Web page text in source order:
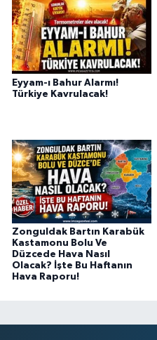
Eyyam-ı Bahur Alarmı!
Türkiye Kavrulacak!
Zonguldak Bartın Karabük
Kastamonu Bolu Ve
Düzcede Hava Nasıl
Olacak? İşte Bu Haftanın
Hava Raporu!